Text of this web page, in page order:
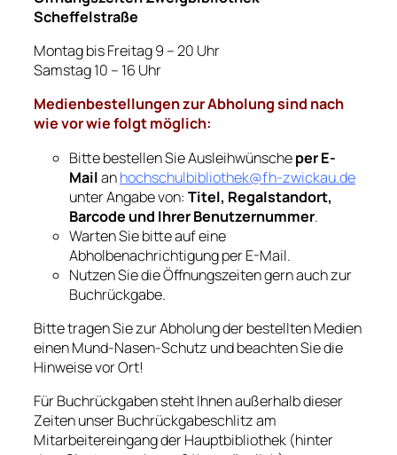
Scheffelstraße
Montag bis Freitag 9 – 20 Uhr
Samstag 10 – 16 Uhr
Medienbestellungen zur Abholung sind nach
wie vor wie folgt möglich:
Bitte bestellen Sie Ausleihwünscheper E-
Mailanhochschulbibliothek@fh-zwickau.de
unter Angabe von: Titel, Regalstandort,
Barcode und Ihrer Benutzernummer.
Warten Sie bitte auf eine
Abholbenachrichtigung per E-Mail.
Nutzen Sie die Öffnungszeiten gern auch zur
Buchrückgabe.
Bitte tragen Sie zur Abholung der bestellten Medien
einen Mund-Nasen-Schutz und beachten Sie die
Hinweise vor Ort!
Für Buchrückgaben steht Ihnen außerhalb dieser
Zeiten unser Buchrückgabeschlitz am
Mitarbeitereingang der Hauptbibliothek (hinter